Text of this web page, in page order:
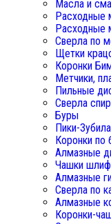
Масла и
Расходные
Расходные
Сверла по
Щетки
Коронки
Метчики,
Пильные
Сверла
Буры
Пики-Зубила
Коронки по
Алмазные
Чашки
Алмазные
Сверла по
Алмазные
Коронки-